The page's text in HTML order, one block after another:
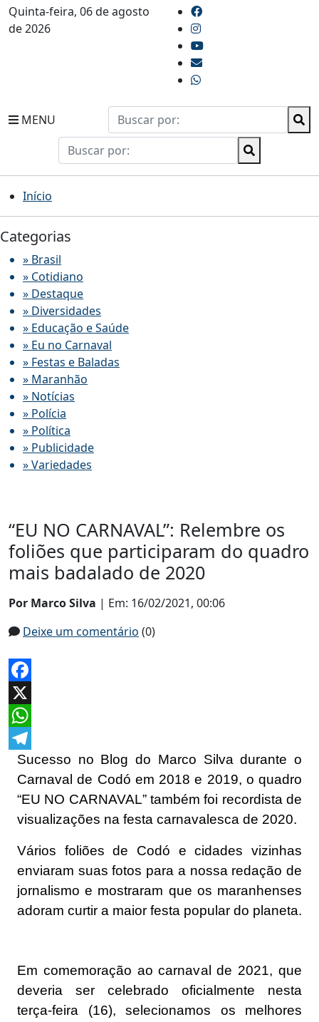
Quinta-feira, 06 de agosto
de 2026
MENU
Início
Categorias
» Brasil
» Cotidiano
» Destaque
» Diversidades
» Educação e Saúde
» Eu no Carnaval
» Festas e Baladas
» Maranhão
» Notícias
» Polícia
» Política
» Publicidade
» Variedades
“EU NO CARNAVAL”: Relembre os
foliões que participaram do quadro
mais badalado de 2020
Por Marco Silva | Em: 16/02/2021, 00:06
Deixe um comentário (0)
Facebook
X
WhatsApp
Telegram
Sucesso no Blog do Marco Silva durante o
Carnaval de Codó em 2018 e 2019, o quadro
“EU NO CARNAVAL” também foi recordista de
visualizações na festa carnavalesca de 2020.
Vários foliões de Codó e cidades vizinhas
enviaram suas fotos para a nossa redação de
jornalismo e mostraram que os maranhenses
adoram curtir a maior festa popular do planeta.
Em comemoração ao carnaval de 2021, que
deveria ser celebrado oficialmente nesta
terça-feira (16), selecionamos os melhores